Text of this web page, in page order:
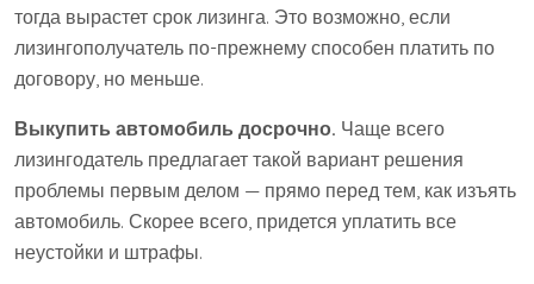
тогда вырастет срок лизинга. Это возможно, если
лизингополучатель по-прежнему способен платить по
договору, но меньше.
Выкупить автомобиль досрочно. Чаще всего
лизингодатель предлагает такой вариант решения
проблемы первым делом — прямо перед тем, как изъять
автомобиль. Скорее всего, придется уплатить все
неустойки и штрафы.